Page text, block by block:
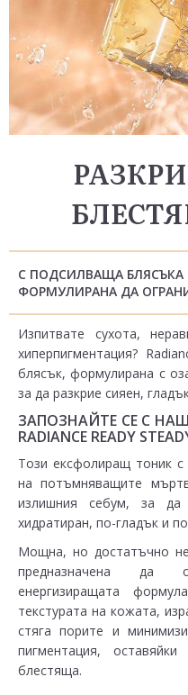
С ПОДСИЛВАЩА БЛЯСЪКА
ФОРМУЛИРАНА ДА
Изпитвате сухота,
хиперпигментация?
блясък, формулирана с
за да разкрие сияен,
ЗАПОЗНАЙТЕ СЕ С
RADIANCE READY
Този ексфолиращ тоник
на потъмняващите
излишния себум, за да
хидратиран, по-гладък и
Мощна, но достатъчно
предназначена да
енергизиращата
текстурата на кожата,
стяга порите и
пигментация,
блестяща.